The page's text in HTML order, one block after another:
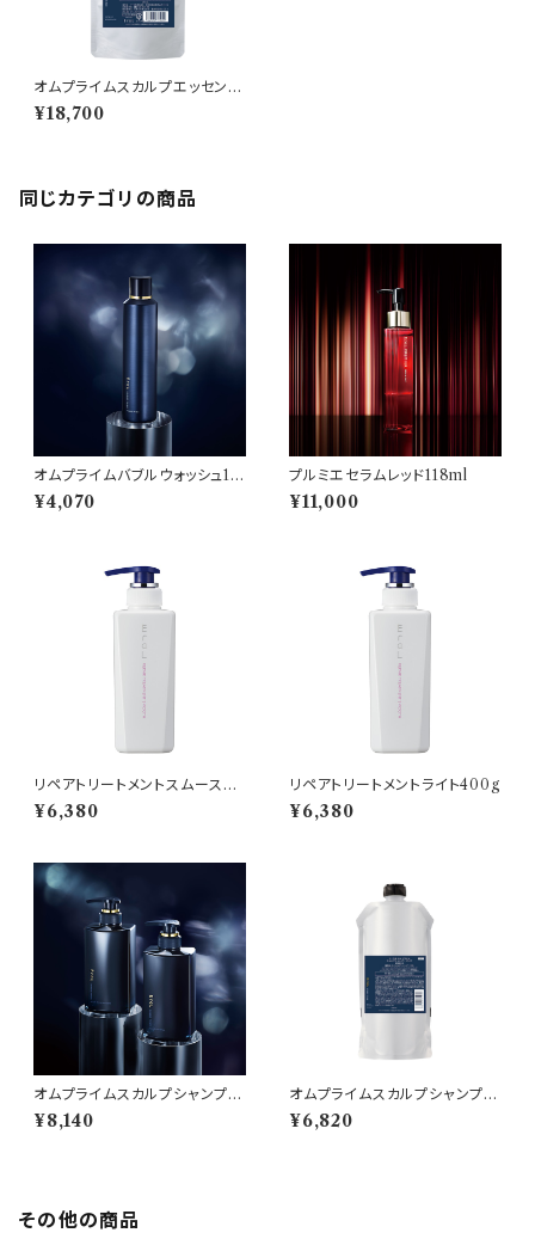
オムプライムスカルプエッセンス
340ml詰め替え
¥18,700
同じカテゴリの商品
オムプライムバブルウォッシュ18
0g(洗顔料）
¥4,070
プルミエセラムレッド118ml
¥11,000
リペアトリートメントスムース40
0g
¥6,380
リペアトリートメントライト400g
¥6,380
オムプライムスカルプシャンプー
クリア385ml
¥8,140
オムプライムスカルプシャンプー
クリア340ml詰め替え
¥6,820
その他の商品